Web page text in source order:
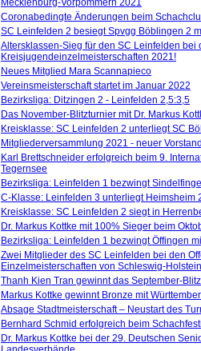
Mecklenburg-Vorpommern 2021
Coronabedingte Änderungen beim
SC Leinfelden 2 besiegt Spvgg Böblingen 2
Altersklassen-Sieg für den SC Leinfelden bei
Kreisjugendeinzelmeisterschaften 2021!
Neues Mitglied Mara Scannapieco
Vereinsmeisterschaft startet im Januar 2022
Bezirksliga: Ditzingen 2 - Leinfelden 2,5:3,5
Das November-Blitzturnier mit Dr. Markus
Kreisklasse: SC Leinfelden 2 unterliegt SC
Mitgliederversammlung 2021 - neuer
Karl Brettschneider erfolgreich beim 9.
Tegernsee
Bezirksliga: Leinfelden 1 bezwingt
C-Klasse: Leinfelden 3 unterliegt Heimsheim
Kreisklasse: SC Leinfelden 2 siegt in
Dr. Markus Kottke mit 100% Sieger beim
Bezirksliga: Leinfelden 1 bezwingt Öffingen
Zwei Mitglieder des SC Leinfelden bei den
Einzelmeisterschaften von Schleswig-
Thanh Kien Tran gewinnt das September-
Markus Kottke gewinnt Bronze mit
Absage Stadtmeisterschaft – Neustart des
Bernhard Schmid erfolgreich beim
Dr. Markus Kottke bei der 29. Deutschen